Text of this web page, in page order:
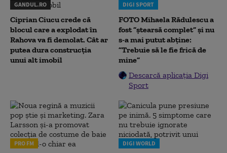
GANDUL.RO
Ciprian Ciucu crede că
blocul care a explodat în
Rahova va fi demolat. Cât ar
putea dura construcția
unui alt imobil
DIGI SPORT
FOTO Mihaela Rădulescu a
fost ”ștearsă complet” și nu
s-a mai putut abține:
”Trebuie să le fie frică de
mine”
Descarcă aplicația Digi
Sport
PRO FM DIGI WORLD